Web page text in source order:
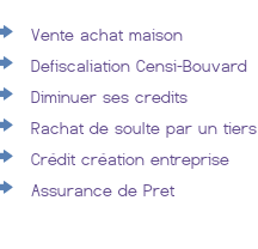
Vente achat maison
Defiscaliation Censi-Bouvard
Diminuer ses credits
Rachat de soulte par un tiers
Crédit création entreprise
Assurance de Pret